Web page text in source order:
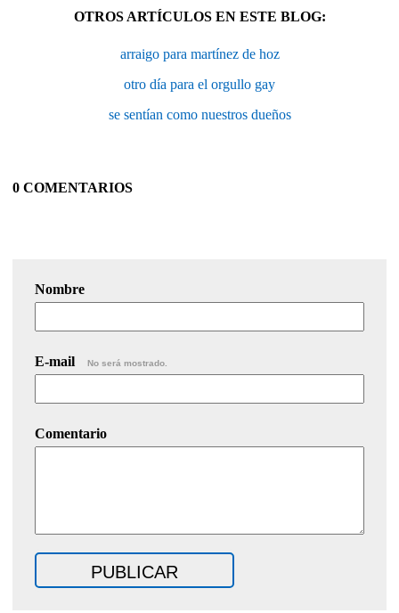
OTROS ARTÍCULOS EN ESTE BLOG:
arraigo para martínez de hoz
otro día para el orgullo gay
se sentían como nuestros dueños
0 COMENTARIOS
Nombre
E-mail No será mostrado.
Comentario